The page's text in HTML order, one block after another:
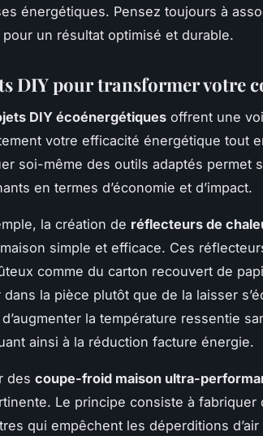
énergétiques. Pensez toujours à
pour un résultat optimisé et durable.
DIY pour transformer votre
DIY écoénergétiques offrent une
votre efficacité énergétique tout
soi-même des outils adaptés permet
en termes d’économie et d’impact.
la création de réflecteurs de
simple et efficace. Ces
comme du carton recouvert de
dans la pièce plutôt que de la laisser
la température ressentie
ainsi à la réduction facture énergie.
des coupe-froid maison ultra-
Le principe consiste à
qui empêchent les déperditions